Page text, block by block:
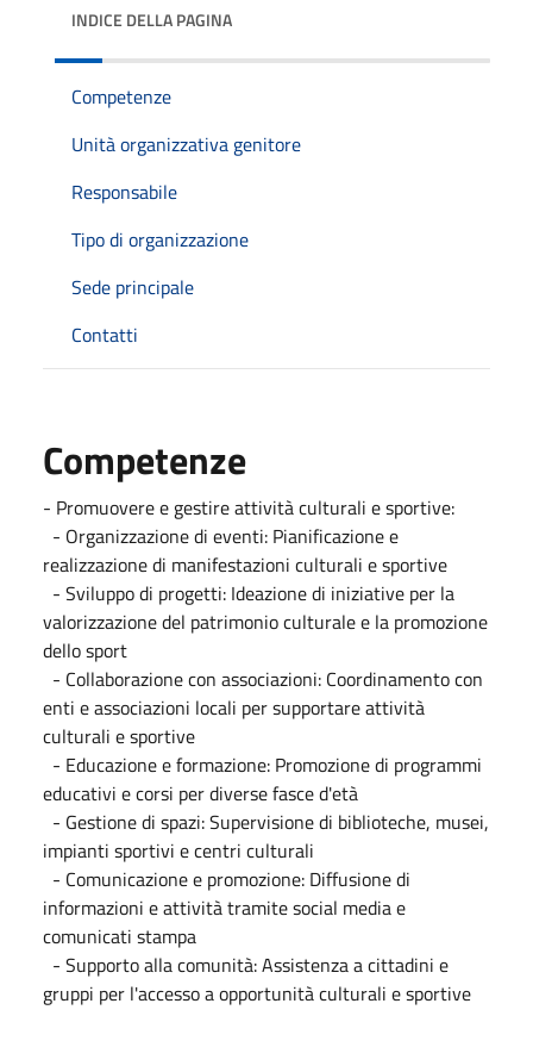
INDICE DELLA PAGINA
Competenze
Unità organizzativa genitore
Responsabile
Tipo di organizzazione
Sede principale
Contatti
Competenze
- Promuovere e gestire attività culturali e sportive:
- Organizzazione di eventi: Pianificazione e
realizzazione di manifestazioni culturali e sportive
- Sviluppo di progetti: Ideazione di iniziative per la
valorizzazione del patrimonio culturale e la promozione
dello sport
- Collaborazione con associazioni: Coordinamento con
enti e associazioni locali per supportare attività
culturali e sportive
- Educazione e formazione: Promozione di programmi
educativi e corsi per diverse fasce d'età
- Gestione di spazi: Supervisione di biblioteche, musei,
impianti sportivi e centri culturali
- Comunicazione e promozione: Diffusione di
informazioni e attività tramite social media e
comunicati stampa
- Supporto alla comunità: Assistenza a cittadini e
gruppi per l'accesso a opportunità culturali e sportive